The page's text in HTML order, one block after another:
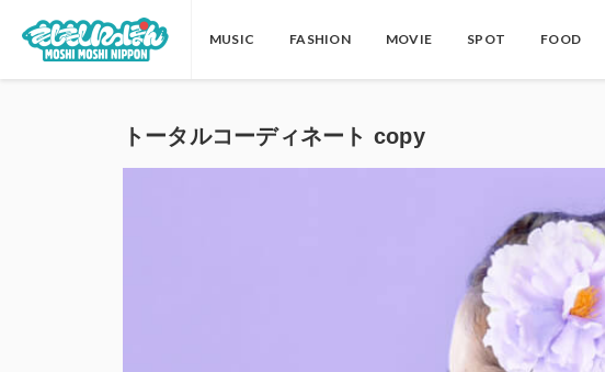
MUSIC FASHION MOVIE SPOT FOOD
トータルコーディネート copy